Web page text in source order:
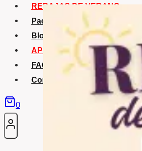
REBAJAS DE VERANO
Packs Verano
Blog
APP La Tribu
FAQS
Contacto
0